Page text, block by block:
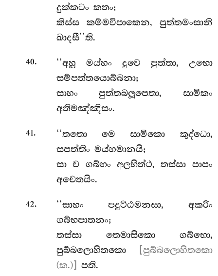
දුක්කටං කතං;
කිස්ස කම්මවිපාකෙන, පුත්තමංසානි
ඛාදසී’’ති.
40.
‘‘අහූ මය්හං දුවෙ පුත්තා, උභො
සම්පත්තයොබ්බනා;
සාහං පුත්තබලූපෙතා, සාමිකං
අතිමඤ්ඤිසං.
41.
‘‘තතො මෙ සාමිකො කුද්ධො,
සපත්තිං මය්හමානයි;
සා ච ගබ්භං අලභිත්ථ, තස්සා පාපං
අචෙතයිං.
42. ‘‘සාහංපදුට්ඨමනසා, අකරිං
ගබ්භපාතනං;
තස්සා තෙමාසිකො ගබ්භො,
පුබ්බලොහිතකො
[පුබ්බලොහිතකො
(ක.)]
පති.